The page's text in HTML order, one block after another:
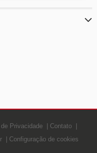
Privacidade
Contato
Configuração de cookies